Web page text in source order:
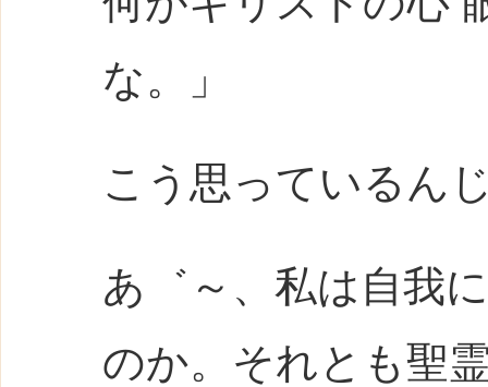
な。」
こう思っているん
あ゛～、私は自我
のか。それとも聖